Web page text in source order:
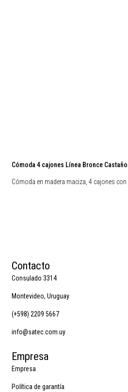
Cómoda 4 cajones Línea Bronce Castaño
Cómoda en madera maciza, 4 cajones con
Contacto
Consulado 3314
Montevideo, Uruguay
(+598) 2209 5667
info@satec.com.uy
Empresa
Empresa
Política de garantía